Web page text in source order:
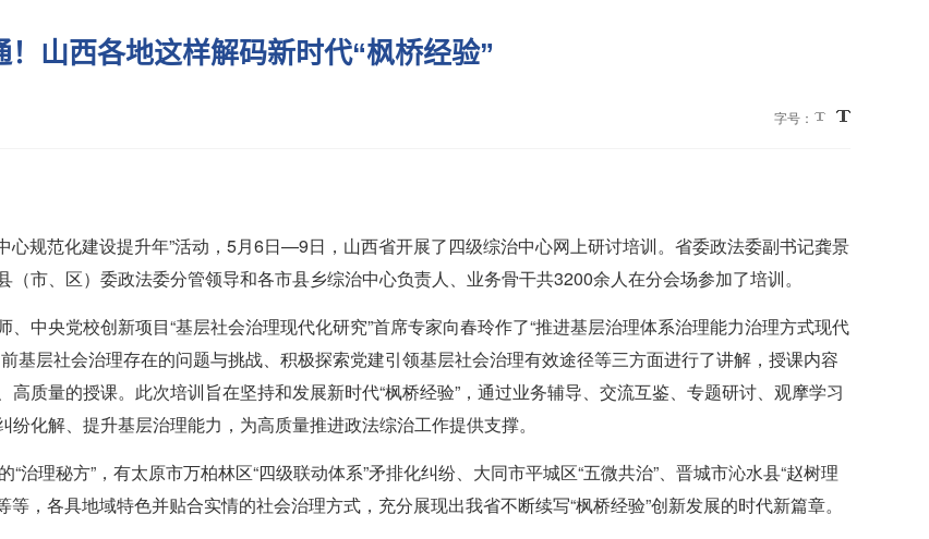
！山西各地这样解码新时代“枫桥经验”
字号：
心规范化建设提升年”活动，5月6日—9日，山西省开展了四级综治中心网上研讨培训。省委政法委副书记龚景
市、区）委政法委分管领导和各市县乡综治中心负责人、业务骨干共3200余人在分会场参加了培训。
中央党校创新项目“基层社会治理现代化研究”首席专家向春玲作了“推进基层治理体系治理能力治理方式现代
基层社会治理存在的问题与挑战、积极探索党建引领基层社会治理有效途径等三方面进行了讲解，授课内容
质量的授课。此次培训旨在坚持和发展新时代“枫桥经验”，通过业务辅导、交流互鉴、专题研讨、观摩学习
化解、提升基层治理能力，为高质量推进政法综治工作提供支撑。
理秘方”，有太原市万柏林区“四级联动体系”矛排化纠纷、大同市平城区“五微共治”、晋城市沁水县“赵树理
，各具地域特色并贴合实情的社会治理方式，充分展现出我省不断续写“枫桥经验”创新发展的时代新篇章。